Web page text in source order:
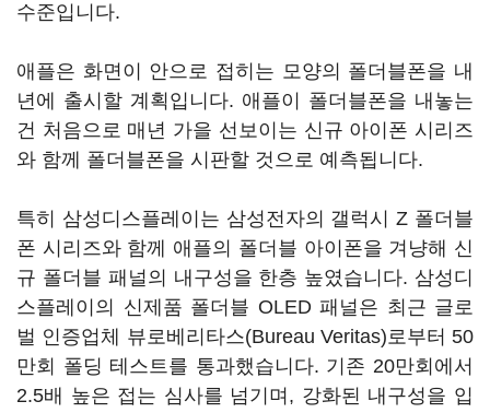
수준입니다.
애플은 화면이 안으로 접히는 모양의 폴더블폰을 내
년에 출시할 계획입니다. 애플이 폴더블폰을 내놓는
건 처음으로 매년 가을 선보이는 신규 아이폰 시리즈
와 함께 폴더블폰을 시판할 것으로 예측됩니다.
특히 삼성디스플레이는 삼성전자의 갤럭시 Z 폴더블
폰 시리즈와 함께 애플의 폴더블 아이폰을 겨냥해 신
규 폴더블 패널의 내구성을 한층 높였습니다. 삼성디
스플레이의 신제품 폴더블 OLED 패널은 최근 글로
벌 인증업체 뷰로베리타스(Bureau Veritas)로부터 50
만회 폴딩 테스트를 통과했습니다. 기존 20만회에서
2.5배 높은 접는 심사를 넘기며, 강화된 내구성을 입